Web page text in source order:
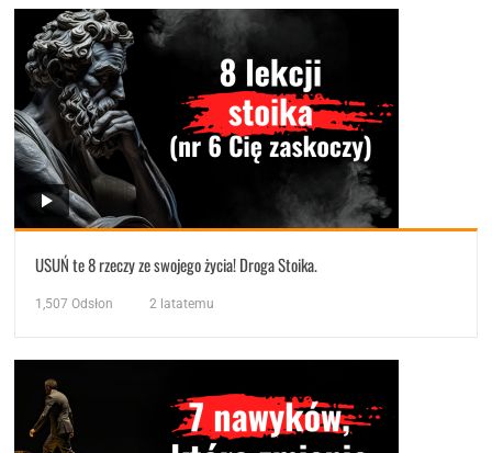
USUŃ te 8 rzeczy ze swojego życia! Droga Stoika.
1,507 Odsłon 2 latatemu